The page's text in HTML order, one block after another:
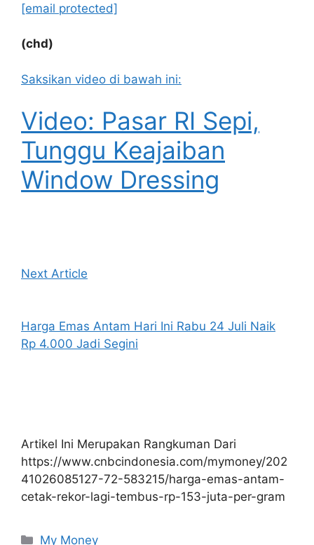
[email protected]
(chd)
Saksikan video di bawah ini:
Video: Pasar RI Sepi,
Tunggu Keajaiban
Window Dressing
Next Article
Harga Emas Antam Hari Ini Rabu 24 Juli Naik
Rp 4.000 Jadi Segini
Artikel Ini Merupakan Rangkuman Dari
https://www.cnbcindonesia.com/mymoney/202
41026085127-72-583215/harga-emas-antam-
cetak-rekor-lagi-tembus-rp-153-juta-per-gram
Kategori
My Money